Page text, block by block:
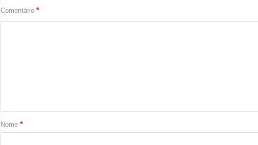
Comentário *
Nome *